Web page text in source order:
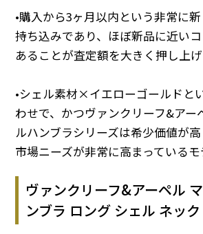
•購入から3ヶ月以内という非常に
持ち込みであり、ほぼ新品に近い
あることが査定額を大きく押し上げ
•シェル素材×イエローゴールドと
わせで、かつヴァンクリーフ&アー
ルハンブラシリーズは希少価値が
市場ニーズが非常に高まっているモ
ヴァンクリーフ&アーペル
ンブラ ロング シェル ネッ